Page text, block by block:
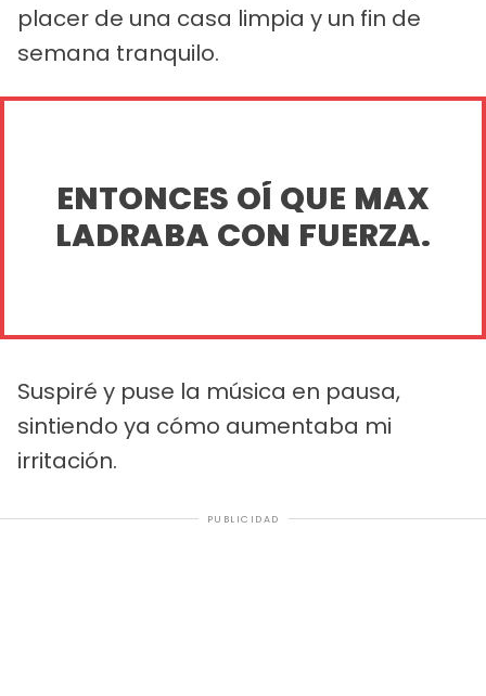
placer de una casa limpia y un fin de
semana tranquilo.
ENTONCES OÍ QUE MAX
LADRABA CON FUERZA.
Suspiré y puse la música en pausa,
sintiendo ya cómo aumentaba mi
irritación.
PUBLICIDAD